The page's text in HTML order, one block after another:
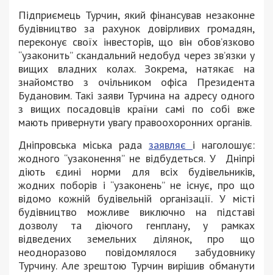
Підприємець Турчин, який фінансував незаконне
будівництво за рахунок довірливих громадян,
переконує своїх інвесторів, що він обовʼязково
“узаконить” скандальний недобуд через звʼязки у
вищих владних колах. Зокрема, натякає на
знайомство з очільником офіса Президента
Будановим. Такі заяви Турчина на адресу одного
з вищих посадовців країни самі по собі вже
мають привернути увагу правоохоронних органів.
Дніпровська міська рада заявляє і наголошує:
жодного “узаконення” не відбудеться. У Дніпрі
діють єдині норми для всіх будівельників,
жодних поборів і “узаконень” не існує, про що
відомо кожній будівельній організації. У місті
будівництво можливе виключно на підставі
дозволу та діючого генплану, у рамках
відведених земельних ділянок, про що
неодноразово повідомлялося забудовнику
Турчину. Але зрештою Турчин вирішив обманути